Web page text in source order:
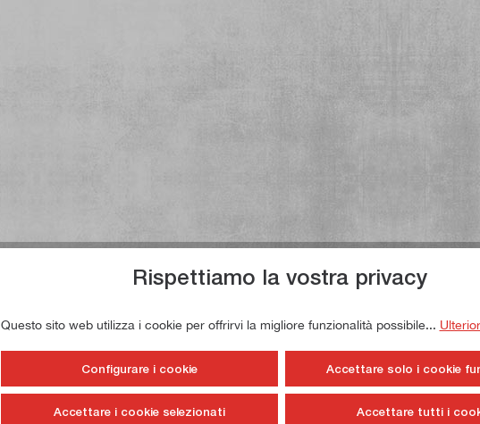
Rispettiamo la vostra privacy
Questo sito web utilizza i cookie per offrirvi la migliore funzionalità possibile...
Configurare i cookie Accettare solo i cookie
Accettare i cookie selezionati Accettare tutti i